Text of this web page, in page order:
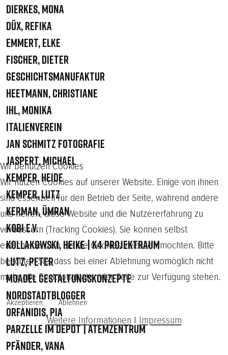
Dierkes, Mona
Düx, Refika
Emmert, Elke
Fischer, Dieter
Geschichtsmanufaktur
Heetmann, Christiane
Ihl, Monika
Italienverein
Jan Schmitz Fotografie
Jaspert, Michael
Kemper, Heide
Kemper, Lutz
Kerman, Ümran
KOBI e.V.
Kollakowski, Heike | K4 Projektraum
Lutz, Peter
Moadel Gestaltungskonzepte
Nordstadtblogger
Orfanidis, Pia
Parzelle im Depot | Atemzentrum
Pfänder, Vana
Wir benutzen Cookies
Wir nutzen Cookies auf unserer Website. Einige von ihnen
sind essenziell für den Betrieb der Seite, während andere
uns helfen, diese Website und die Nutzererfahrung zu
verbessern (Tracking Cookies). Sie können selbst
entscheiden, ob Sie die Cookies zulassen möchten. Bitte
beachten Sie, dass bei einer Ablehnung womöglich nicht
mehr alle Funktionalitäten der Seite zur Verfügung stehen.
Akzeptieren Ablehnen
Weitere Informationen | Impressum